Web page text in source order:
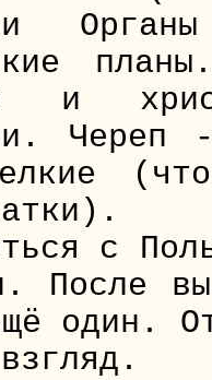
и
Череп
с
После
один.